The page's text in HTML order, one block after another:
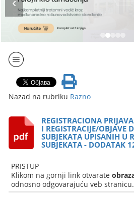
Nazad na rubriku Razno
REGISTRACIONA
I REGISTRACIJE/OBJAVE
SUBJEKATA UPISANIH U
SUBJEKATA - DODATAK
PRISTUP
Klikom na gornji link otvarate
odnosno odgovarajuću veb stranicu.